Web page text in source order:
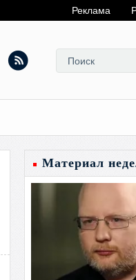
Реклама
Материал